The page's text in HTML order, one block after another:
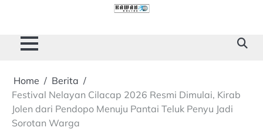
content
Home
Berita
Festival Nelayan Cilacap 2026 Resmi Dimulai, Kirab
Jolen dari Pendopo Menuju Pantai Teluk Penyu Jadi
Sorotan Warga